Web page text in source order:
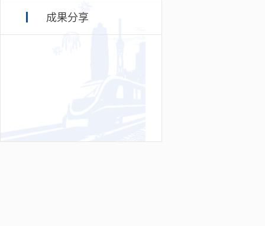
成果分享